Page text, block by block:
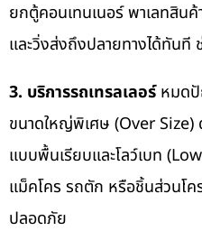
ยกตู้คอนเทนเนอร์ พาเลทสิน
และวิ่งส่งถึงปลายทางได้ทันที
3. บริการรถเทรลเลอร์หมดปั
ขนาดใหญ่พิเศษ (Over Size)
แบบพื้นเรียบและโลว์เบท
แม็คโคร รถตัก หรือชิ้นส่วนโค
ปลอดภัย